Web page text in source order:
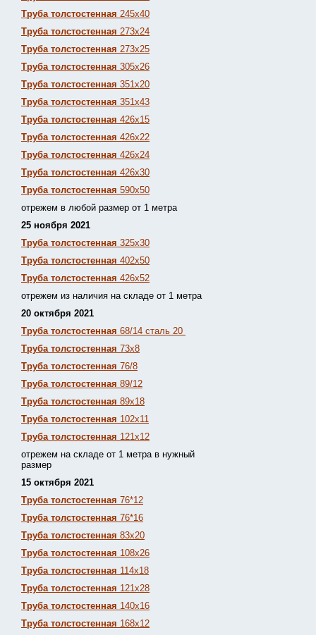
Труба толстостенная 245х40
Труба толстостенная 273х24
Труба толстостенная 273х25
Труба толстостенная 305х26
Труба толстостенная 351х20
Труба толстостенная 351х43
Труба толстостенная 426х15
Труба толстостенная 426х22
Труба толстостенная 426х24
Труба толстостенная 426х30
Труба толстостенная 590х50
отрежем в любой размер от 1 метра
25 ноября 2021
Труба толстостенная 325х30
Труба толстостенная 402х50
Труба толстостенная 426х52
отрежем из наличия на складе от 1 метра
20 октября 2021
Труба толстостенная 68/14 сталь 20
Труба толстостенная 73х8
Труба толстостенная 76/8
Труба толстостенная 89/12
Труба толстостенная 89х18
Труба толстостенная 102х11
Труба толстостенная 121х12
отрежем на складе от 1 метра в нужный
размер
15 октября 2021
Труба толстостенная 76*12
Труба толстостенная 76*16
Труба толстостенная 83х20
Труба толстостенная 108х26
Труба толстостенная 114х18
Труба толстостенная 121х28
Труба толстостенная 140х16
Труба толстостенная 168х12